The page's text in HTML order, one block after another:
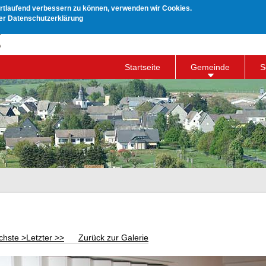
verbessern zu können, verwenden wir Cookies.
Datenschutzerklärung
Startseite Gemeinde
>Letzter >> Zurück zur Galerie